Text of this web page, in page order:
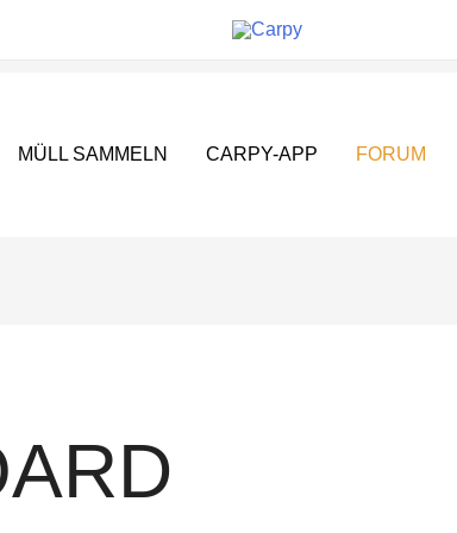
MÜLL SAMMELN CARPY-APP FORUM